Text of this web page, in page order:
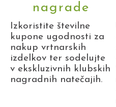
nagrade
Izkoristite številne
kupone ugodnosti za
nakup vrtnarskih
izdelkov ter sodelujte
v ekskluzivnih klubskih
nagradnih natečajih.